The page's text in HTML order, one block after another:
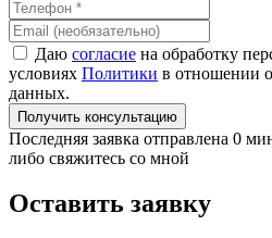
Даю согласие на обработку
условиях Политики в отношении
данных.
Получить консультацию
Последняя заявка отправлена 0
либо свяжитесь со мной
Оставить заявку